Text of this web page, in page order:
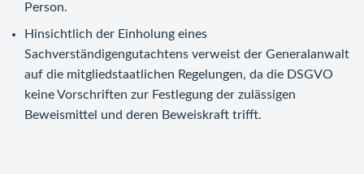
Person.
Hinsichtlich der Einholung eines
Sachverständigengutachtens verweist der Generalanwalt
auf die mitgliedstaatlichen Regelungen, da die DSGVO
keine Vorschriften zur Festlegung der zulässigen
Beweismittel und deren Beweiskraft trifft.